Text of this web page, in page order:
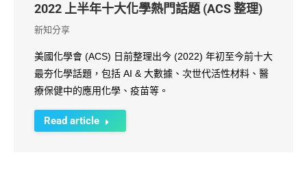
2022 上半年十大化學熱門話題 (ACS 整理)
新知分享
美國化學會 (ACS) 日前整理出今 (2022) 年初至今前十大
最夯化學話題，包括 AI & 大數據、次世代活性材料、醫
療保健中的應用化學、疫苗等。
Read article